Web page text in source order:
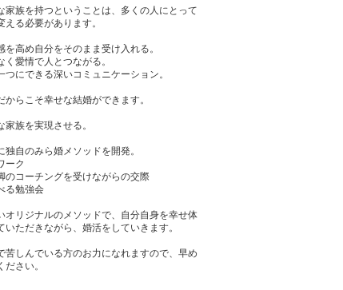
家族を持つということは、多くの人にとって
える必要があります。
を高め自分をそのまま受け入れる。
く愛情で人とつながる。
つにできる深いコミュニケーション。
からこそ幸せな結婚ができます。
家族を実現させる。
独自のみら婚メソッドを開発。
ーク
のコーチングを受けながらの交際
る勉強会
オリジナルのメソッドで、自分自身を幸せ体
いただきながら、婚活をしていきます。
苦しんでいる方のお力になれますので、早め
ださい。